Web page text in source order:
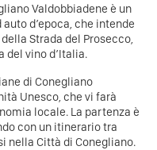
Valdobbiadene è un
d’epoca, che intende
Strada del Prosecco,
del vino d’Italia.
di Conegliano
Unesco, che vi farà
locale. La partenza è
con un itinerario tra
nella Città di Conegliano.